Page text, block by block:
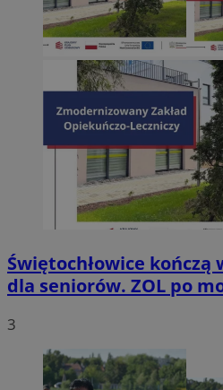
Świętochłowice kończą
dla seniorów. ZOL po
3